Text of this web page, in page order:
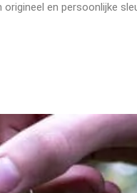
en persoonlijke